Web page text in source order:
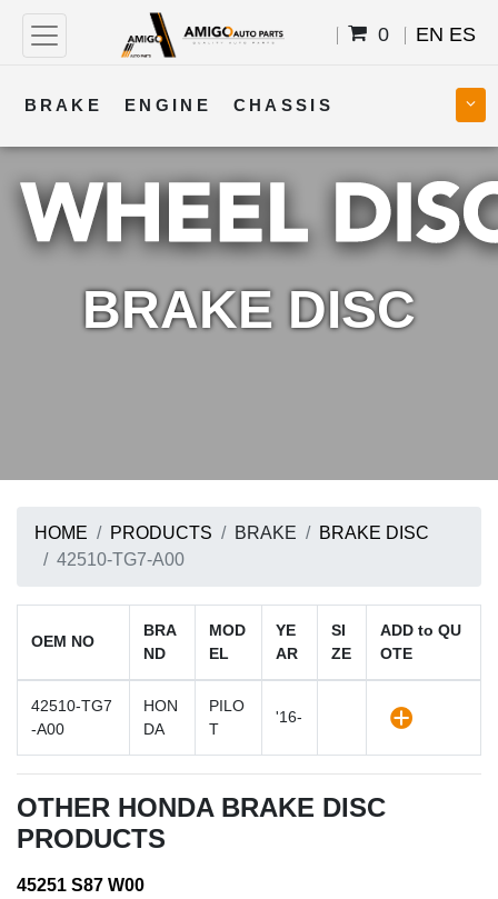
0 EN ES
BRAKE ENGINE CHASSIS
COOLING STEERING BODY
TRANSMISSION FUEL ELECTRICAL
BRAKE DISC
HOME PRODUCTS BRAKE
BRAKE DISC
42510-TG7-A00
OEM NO
BRA
ND
MOD
EL
YE
AR
SI
ZE
ADD to QU
OTE
42510-TG7
-A00
HON
DA
PILO
T
'16-
OTHER HONDA BRAKE DISC
PRODUCTS
45251 S87 W00